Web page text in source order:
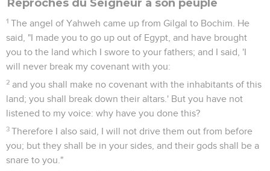
Reproches du Seigneur à son peuple
1 The angel of Yahweh came up from Gilgal to Bochim. He
said, "I made you to go up out of Egypt, and have brought
you to the land which I swore to your fathers; and I said, 'I
will never break my covenant with you:
2 and you shall make no covenant with the inhabitants of this
land; you shall break down their altars.' But you have not
listened to my voice: why have you done this?
3 Therefore I also said, I will not drive them out from before
you; but they shall be in your sides, and their gods shall be a
snare to you."